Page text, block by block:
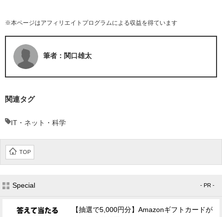
※本ページはアフィリエイトプログラムによる収益を得ています
筆者：関口雄太
関連タグ
IT・ネット・科学
TOP
Special - PR -
【抽選で5,000円分】Amazonギフトカードが